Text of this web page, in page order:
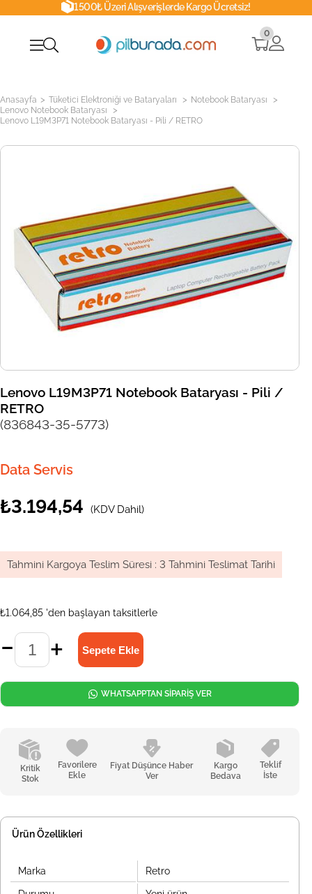
1500₺ Üzeri Alışverişlerde Kargo Ücretsiz!
0
Anasayfa > Tüketici Elektroniği ve Bataryaları > Notebook Bataryası >
Lenovo Notebook Bataryası >
Lenovo L19M3P71 Notebook Bataryası - Pili / RETRO
Lenovo L19M3P71 Notebook Bataryası - Pili /
RETRO
(836843-35-5773)
Data Servis
₺3.194,54 (KDV Dahil)
Tahmini Kargoya Teslim Süresi : 3 Tahmini Teslimat Tarihi
₺1.064,85 'den başlayan taksitlerle
Kritik
Stok
Favorilere
Ekle
Fiyat Düşünce Haber
Ver
Kargo
Bedava
Teklif
İste
WHATSAPPTAN SİPARİŞ VER
Ürün Özellikleri
Marka Retro